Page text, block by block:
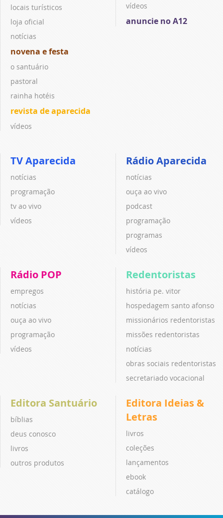
locais turísticos
loja oficial
notícias
novena e festa
o santuário
pastoral
rainha hotéis
revista de aparecida
vídeos
vídeos
anuncie no A12
TV Aparecida
notícias
programação
tv ao vivo
vídeos
Rádio Aparecida
notícias
ouça ao vivo
podcast
programação
programas
vídeos
Rádio POP
empregos
notícias
ouça ao vivo
programação
vídeos
Redentoristas
história pe. vitor
hospedagem santo afonso
missionários redentoristas
missões redentoristas
notícias
obras sociais redentoristas
secretariado vocacional
Editora Santuário
bíblias
deus conosco
livros
outros produtos
Editora Ideias &
Letras
livros
coleções
lançamentos
ebook
catálogo